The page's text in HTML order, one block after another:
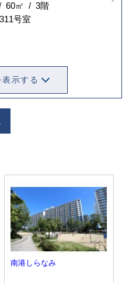
60㎡ / 3階
号室
示する
南港しらなみ